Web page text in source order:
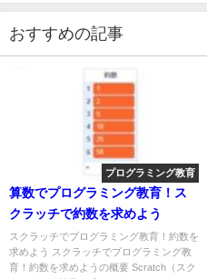
おすすめの記事
プログラミング教育
算数でプログラミング教育！ス
クラッチで約数を求めよう
スクラッチでプログラミング教育！約数を
求めよう スクラッチでプログラミング教
育！約数を求めようの概要 Scratch（スク